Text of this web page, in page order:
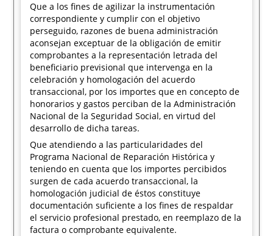
Que a los fines de agilizar la instrumentación
correspondiente y cumplir con el objetivo
perseguido, razones de buena administración
aconsejan exceptuar de la obligación de emitir
comprobantes a la representación letrada del
beneficiario previsional que intervenga en la
celebración y homologación del acuerdo
transaccional, por los importes que en concepto de
honorarios y gastos perciban de la Administración
Nacional de la Seguridad Social, en virtud del
desarrollo de dicha tareas.
Que atendiendo a las particularidades del
Programa Nacional de Reparación Histórica y
teniendo en cuenta que los importes percibidos
surgen de cada acuerdo transaccional, la
homologación judicial de éstos constituye
documentación suficiente a los fines de respaldar
el servicio profesional prestado, en reemplazo de la
factura o comprobante equivalente.